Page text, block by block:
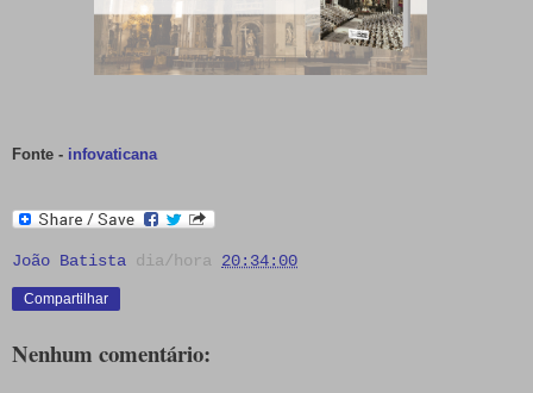
Fonte - infovaticana
João Batista dia/hora 20:34:00
Compartilhar
Nenhum comentário: